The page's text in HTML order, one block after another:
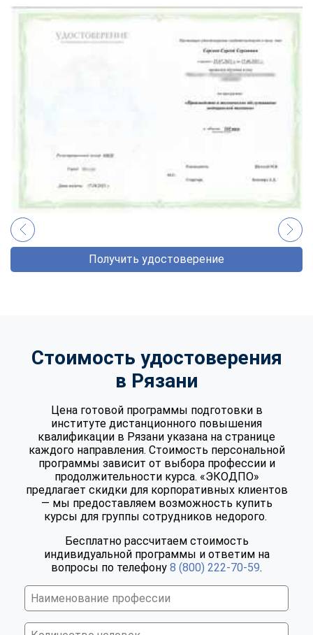
Получить удостоверение
Стоимость удостоверения
в Рязани
Цена готовой программы подготовки в
институте дистанционного повышения
квалификации в Рязани указана на странице
каждого направления. Стоимость персональной
программы зависит от выбора профессии и
продолжительности курса. «ЭКОДПО»
предлагает скидки для корпоративных клиентов
— мы предоставляем возможность купить
курсы для группы сотрудников недорого.
Бесплатно рассчитаем стоимость
индивидуальной программы и ответим на
вопросы по телефону 8 (800) 222-70-59.